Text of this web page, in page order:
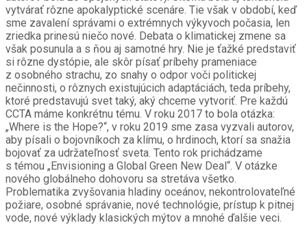
vytvárať rôzne apokalyptické scenáre. Tie však v období, keď
sme zavalení správami o extrémnych výkyvoch počasia, len
zriedka prinesú niečo nové. Debata o klimatickej zmene sa
však posunula a s ňou aj samotné hry. Nie je ťažké predstaviť
si rôzne dystópie, ale skôr písať príbehy prameniace
z osobného strachu, zo snahy o odpor voči politickej
nečinnosti, o rôznych existujúcich adaptáciách, teda príbehy,
ktoré predstavujú svet taký, aký chceme vytvoriť. Pre každú
CCTA máme konkrétnu tému. V roku 2017 to bola otázka:
„Where is the Hope?“, v roku 2019 sme zasa vyzvali autorov,
aby písali o bojovníkoch za klímu, o hrdinoch, ktorí sa snažia
bojovať za udržateľnosť sveta. Tento rok prichádzame
s témou „Envisioning a Global Green New Deal“. V otázke
nového globálneho dohovoru sa stretáva všetko.
Problematika zvyšovania hladiny oceánov, nekontrolovateľné
požiare, osobné správanie, nové technológie, prístup k pitnej
vode, nové výklady klasických mýtov a mnohé ďalšie veci.